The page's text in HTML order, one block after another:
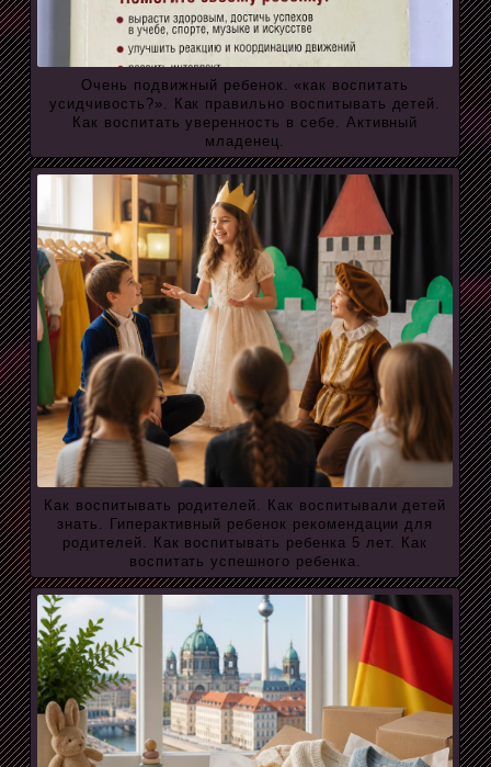
Очень подвижный ребенок. «как воспитать
усидчивость?». Как правильно воспитывать детей.
Как воспитать уверенность в себе. Активный
младенец.
Как воспитывать родителей. Как воспитывали детей
знать. Гиперактивный ребенок рекомендации для
родителей. Как воспитывать ребенка 5 лет. Как
воспитать успешного ребенка.